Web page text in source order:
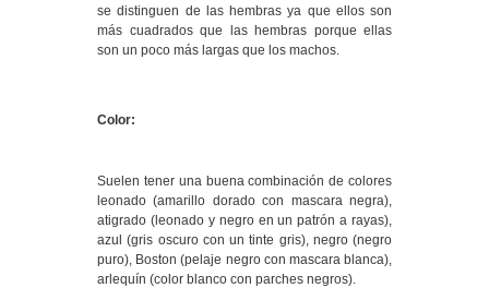
se distinguen de las hembras ya que ellos son
más cuadrados que las hembras porque ellas
son un poco más largas que los machos.
Color:
Suelen tener una buena combinación de colores
leonado (amarillo dorado con mascara negra),
atigrado (leonado y negro en un patrón a rayas),
azul (gris oscuro con un tinte gris), negro (negro
puro), Boston (pelaje negro con mascara blanca),
arlequín (color blanco con parches negros).